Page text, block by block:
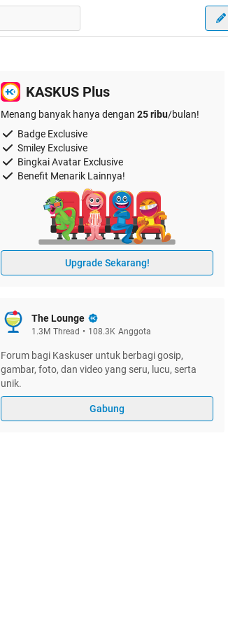
KASKUS Plus
Menang banyak hanya dengan 25 ribu/bulan!
Badge Exclusive
Smiley Exclusive
Bingkai Avatar Exclusive
Benefit Menarik Lainnya!
Upgrade Sekarang!
The Lounge
1.3M Thread • 108.3K Anggota
Forum bagi Kaskuser untuk berbagi gosip,
gambar, foto, dan video yang seru, lucu, serta
unik.
Gabung